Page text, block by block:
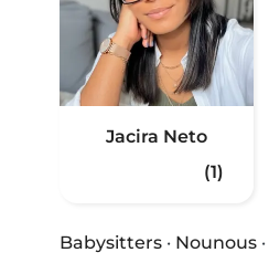
Jacira Neto
(1)
Babysitters · Nounous ·